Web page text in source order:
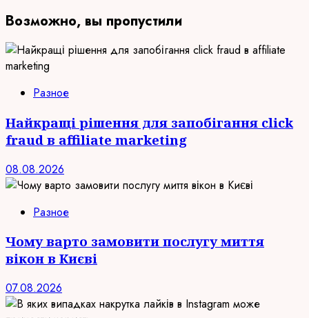
Возможно, вы пропустили
Разное
Найкращі рішення для запобігання click
fraud в affiliate marketing
08.08.2026
Разное
Чому варто замовити послугу миття
вікон в Києві
07.08.2026